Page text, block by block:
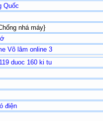
Quốc
nhá máy}
Võ lâm online 3
duoc 160 ki tu
điện